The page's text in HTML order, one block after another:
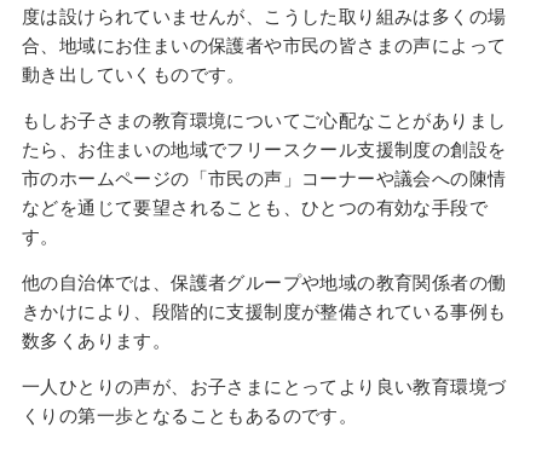
度は設けられていませんが、こうした取り組みは多くの場
合、地域にお住まいの保護者や市民の皆さまの声によって
動き出していくものです。
もしお子さまの教育環境についてご心配なことがありまし
たら、お住まいの地域でフリースクール支援制度の創設を
市のホームページの「市民の声」コーナーや議会への陳情
などを通じて要望されることも、ひとつの有効な手段で
す。
他の自治体では、保護者グループや地域の教育関係者の働
きかけにより、段階的に支援制度が整備されている事例も
数多くあります。
一人ひとりの声が、お子さまにとってより良い教育環境づ
くりの第一歩となることもあるのです。